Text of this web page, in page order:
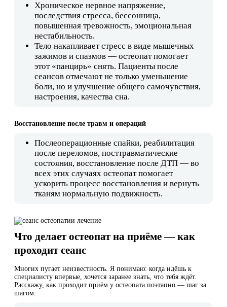
Хроническое нервное напряжение,
последствия стресса, бессонница,
повышенная тревожность, эмоциональная
нестабильность.
Тело накапливает стресс в виде мышечных
зажимов и спазмов — остеопат помогает
этот «панцирь» снять. Пациенты после
сеансов отмечают не только уменьшение
боли, но и улучшение общего самочувствия,
настроения, качества сна.
Восстановление после травм и операций
Послеоперационные спайки, реабилитация
после переломов, посттравматические
состояния, восстановление после ДТП — во
всех этих случаях остеопат помогает
ускорить процесс восстановления и вернуть
тканям нормальную подвижность.
Что делает остеопат на приёме — как
проходит сеанс
Многих пугает неизвестность. Я понимаю: когда идёшь к
специалисту впервые, хочется заранее знать, что тебя ждёт.
Расскажу, как проходит приём у остеопата поэтапно — шаг за
шагом.